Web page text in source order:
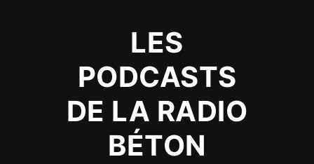
LES
PODCASTS
DE LA RADIO
BÉTON